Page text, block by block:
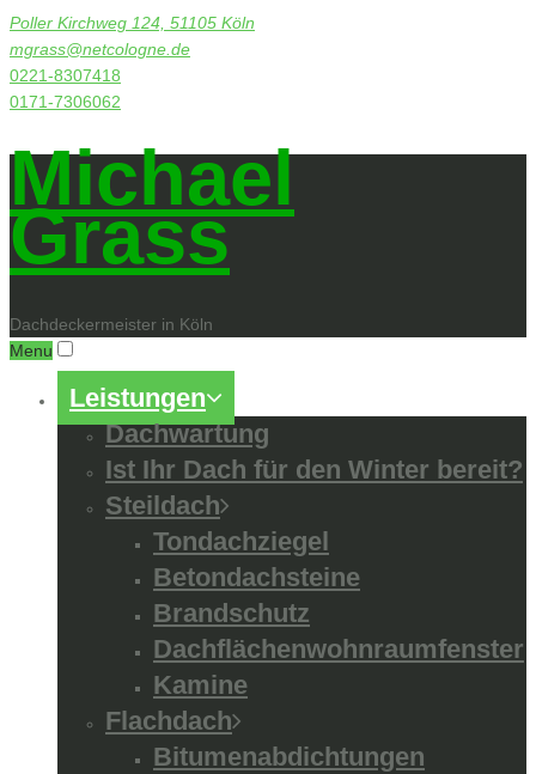
Poller Kirchweg 124, 51105 Köln
mgrass@netcologne.de
0221-8307418
0171-7306062
Michael
Grass
Dachdeckermeister in Köln
Menu
Leistungen
Dachwartung
Ist Ihr Dach für den Winter bereit?
Steildach
Tondachziegel
Betondachsteine
Brandschutz
Dachflächenwohnraumfenster
Kamine
Flachdach
Bitumenabdichtungen